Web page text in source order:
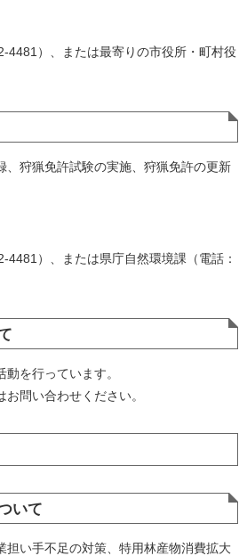
）、または最寄りの市役所・町村役
狩猟免許試験の実施、狩猟免許の更新
）、または県庁自然環境課（電話：
を行っています。
問い合わせください。
いて
担い手不足の対策、特用林産物消費拡大